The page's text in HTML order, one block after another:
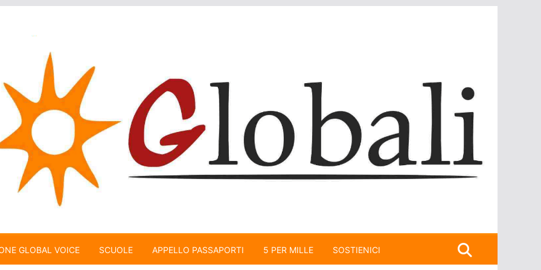
GLOBAL VOICE SCUOLE APPELLO PASSAPORTI 5 PER MILLE SOSTIENICI